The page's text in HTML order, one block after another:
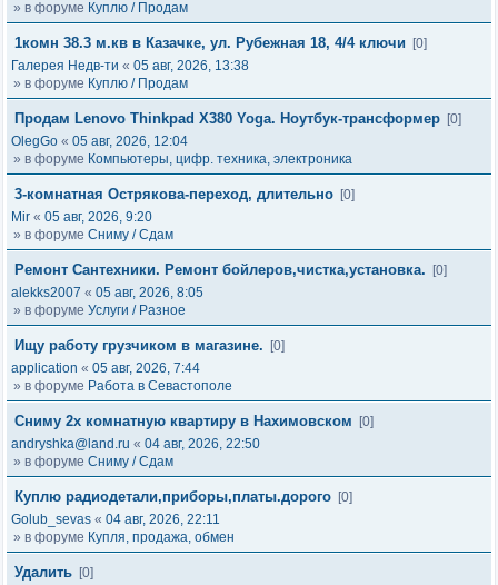
» в форуме Куплю / Продам
1комн 38.3 м.кв в Казачке, ул. Рубежная 18, 4/4 ключи
[0]
Галерея Недв-ти « 05 авг, 2026, 13:38
» в форуме Куплю / Продам
Продам Lenovo Thinkpad X380 Yoga. Ноутбук-трансформер [0]
OlegGo « 05 авг, 2026, 12:04
» в форуме Компьютеры, цифр. техника, электроника
3-комнатная Острякова-переход, длительно [0]
Mir « 05 авг, 2026, 9:20
» в форуме Сниму / Сдам
Ремонт Сантехники. Ремонт бойлеров,чистка,установка.
[0]
alekks2007 « 05 авг, 2026, 8:05
» в форуме Услуги / Разное
Ищу работу грузчиком в магазине.
[0]
application « 05 авг, 2026, 7:44
» в форуме Работа в Севастополе
Сниму 2х комнатную квартиру в Нахимовском
[0]
andryshka@land.ru « 04 авг, 2026, 22:50
» в форуме Сниму / Сдам
Куплю радиодетали,приборы,платы.дорого [0]
Golub_sevas « 04 авг, 2026, 22:11
» в форуме Купля, продажа, обмен
Удалить [0]